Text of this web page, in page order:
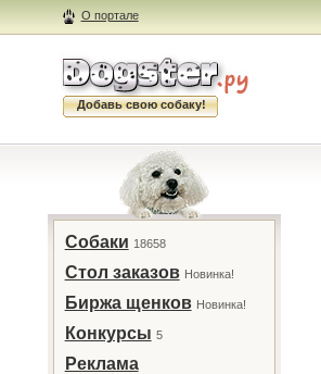
О портале
Добавь свою собаку!
Собаки 18658
Стол заказов Новинка!
Биржа щенков Новинка!
Конкурсы 5
Реклама